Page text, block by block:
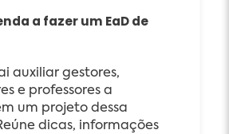
a fazer um EaD de
auxiliar gestores,
e professores a
um projeto dessa
dicas, informações